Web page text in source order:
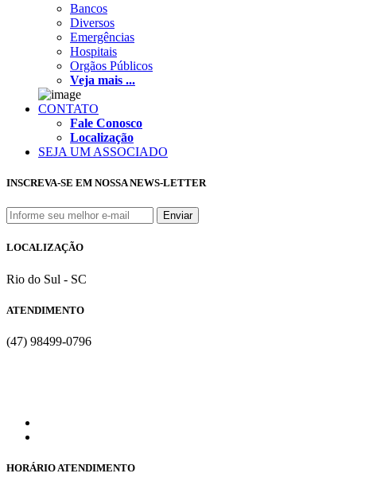
Bancos
Diversos
Emergências
Hospitais
Orgãos Públicos
Veja mais ...
CONTATO
Fale Conosco
Localização
SEJA UM ASSOCIADO
INSCREVA-SE EM NOSSA NEWS-LETTER
LOCALIZAÇÃO
Rio do Sul - SC
ATENDIMENTO
(47) 98499-0796
HORÁRIO ATENDIMENTO